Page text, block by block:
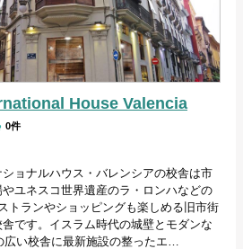
House Valencia
0件
ョナルハウス・バレンシアの校舎は市
ユネスコ世界遺産のラ・ロンハなどの
トランやショッピングも楽しめる旧市街
です。イスラム時代の城壁とモダンな
い校舎に最新施設の整ったエ…